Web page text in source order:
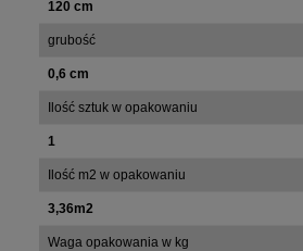
120 cm
grubość
0,6 cm
Ilość sztuk w opakowaniu
1
Ilość m2 w opakowaniu
3,36m2
Waga opakowania w kg